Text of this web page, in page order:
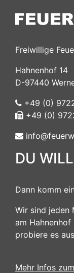
Freiwillige
Hahnenhof 14
D-97440
+49 (0)
+49 (0)
DU
Dann komm
Wir sind jeden
am Hahnenhof
probiere es
Mehr Infos